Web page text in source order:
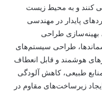
کنند و به محیط زیست
پایدار در مهندسی
بهینه‌سازی طراحی
طراحی سیستم‌های
هوشمند و قابل انعطاف
طبیعی، کاهش آلودگی
زیرساخت‌های مقاوم در